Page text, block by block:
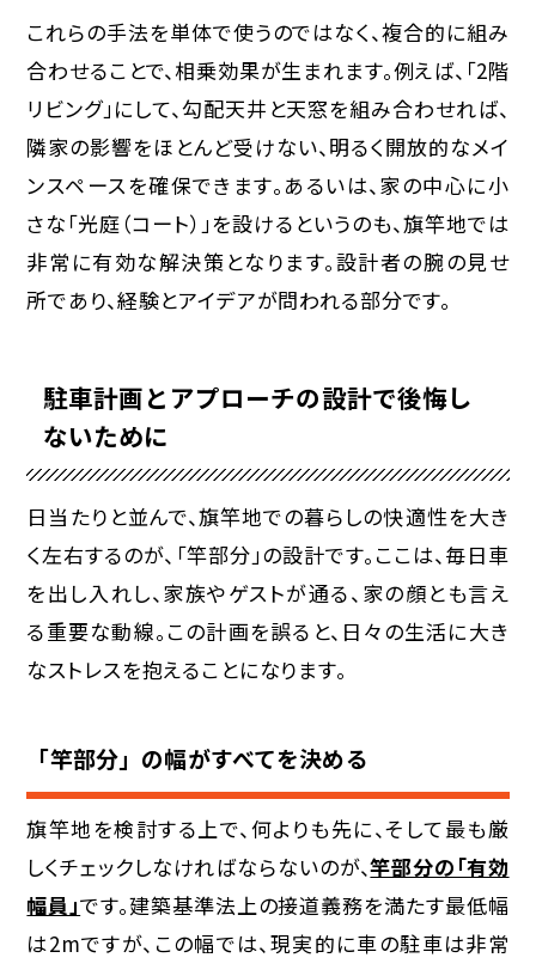
これらの手法を単体で使うのではなく、複合的に組み
合わせることで、相乗効果が生まれます。例えば、「2階
リビング」にして、勾配天井と天窓を組み合わせれば、
隣家の影響をほとんど受けない、明るく開放的なメイ
ンスペースを確保できます。あるいは、家の中心に小
さな「光庭（コート）」を設けるというのも、旗竿地では
非常に有効な解決策となります。設計者の腕の見せ
所であり、経験とアイデアが問われる部分です。
駐車計画とアプローチの設計で後悔し
ないために
日当たりと並んで、旗竿地での暮らしの快適性を大き
く左右するのが、「竿部分」の設計です。ここは、毎日車
を出し入れし、家族やゲストが通る、家の顔とも言え
る重要な動線。この計画を誤ると、日々の生活に大き
なストレスを抱えることになります。
「竿部分」の幅がすべてを決める
旗竿地を検討する上で、何よりも先に、そして最も厳
しくチェックしなければならないのが、竿部分の「有効
幅員」です。建築基準法上の接道義務を満たす最低幅
は2mですが、この幅では、現実的に車の駐車は非常